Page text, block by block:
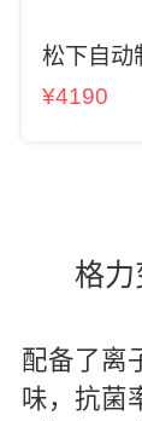
松下自动
箱
¥4190
格力
配备了离
味，抗菌